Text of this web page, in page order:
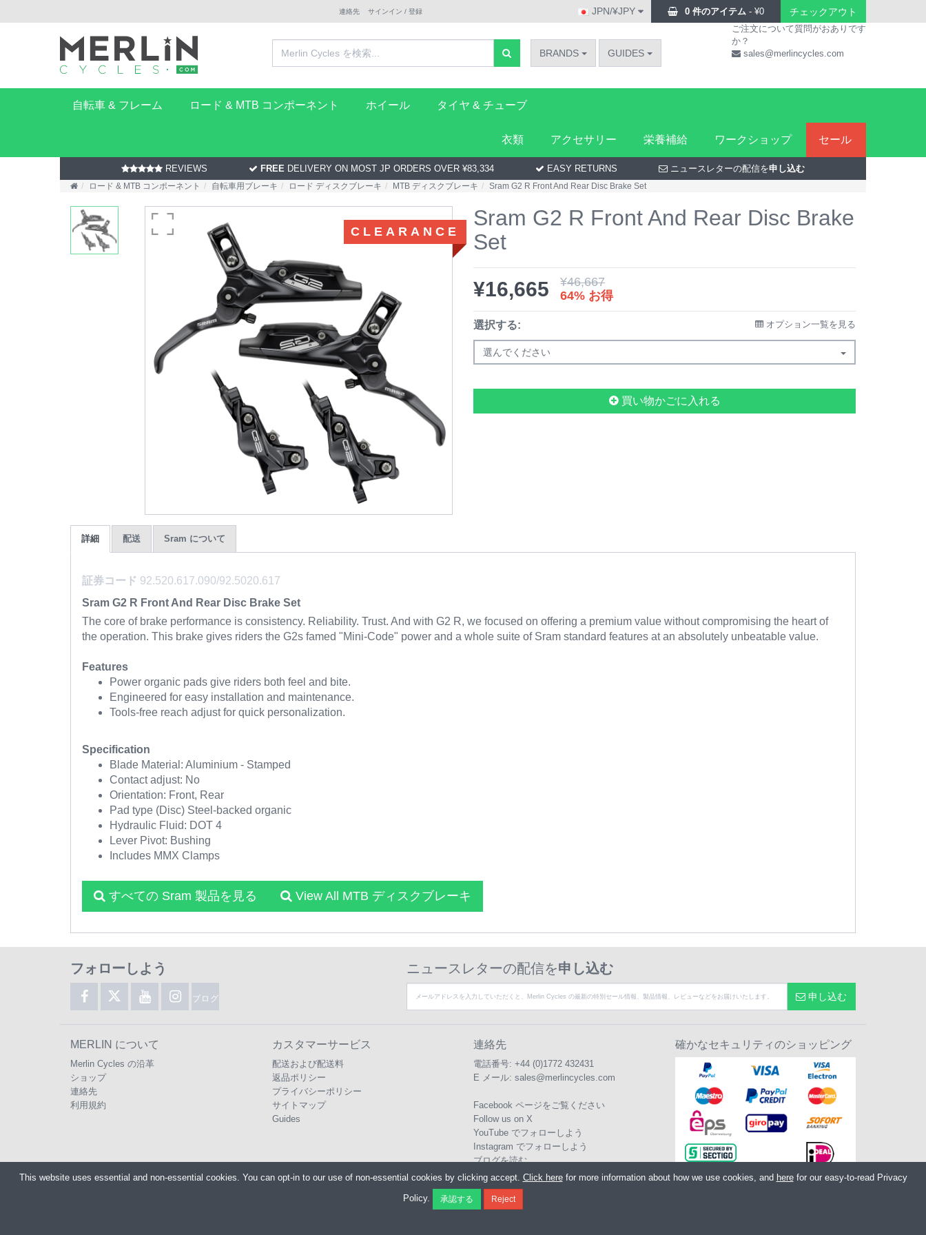
連絡先 サインイン / 登録 0 件のアイテム - ¥0 チェックアウト
JPN/¥JPY
BRANDS GUIDES
ご注文について質問がおありです
か？
sales@merlincycles.com
自転車 & フレーム ロード & MTB コンポーネント ホイール タイヤ & チューブ
衣類 アクセサリー 栄養補給 ワークショップ セール
REVIEWS FREE DELIVERY ON MOST JP ORDERS OVER ¥83,334 EASY RETURNS ニュースレターの配信を申し込む
ロード & MTB コンポーネント 自転車用ブレーキ ロード ディスクブレーキ MTB ディスクブレーキ Sram G2 R Front And Rear Disc Brake Set
CLEARANCE
Sram G2 R Front And Rear Disc Brake
Set
¥16,665 ¥46,667
64% お得
選択する: オプション一覧を見る
選んでください
買い物かごに入れる
詳細 配送 Sram について
証券コード 92.520.617.090/92.5020.617
Sram G2 R Front And Rear Disc Brake Set
The core of brake performance is consistency. Reliability. Trust. And with G2 R, we focused on offering a premium value without compromising the heart of
the operation. This brake gives riders the G2s famed "Mini-Code" power and a whole suite of Sram standard features at an absolutely unbeatable value.
Features
Power organic pads give riders both feel and bite.
Engineered for easy installation and maintenance.
Tools-free reach adjust for quick personalization.
Specification
Blade Material: Aluminium - Stamped
Contact adjust: No
Orientation: Front, Rear
Pad type (Disc) Steel-backed organic
Hydraulic Fluid: DOT 4
Lever Pivot: Bushing
Includes MMX Clamps
すべての Sram 製品を見る View All MTB ディスクブレーキ
フォローしよう
ブログ
ニュースレターの配信を申し込む
申し込む
MERLIN について
Merlin Cycles の沿革
ショップ
連絡先
利用規約
カスタマーサービス
配送および配送料
返品ポリシー
プライバシーポリシー
サイトマップ
Guides
連絡先
電話番号: +44 (0)1772 432431
E メール: sales@merlincycles.com
Facebook ページをご覧ください
Follow us on X
YouTube でフォローしよう
Instagram でフォローしよう
ブログを読む
確かなセキュリティのショッピング
Merlin Cycles Ltd., Unit A4 Buckshaw Link, Ordnance Road, Buckshaw Village, Chorley PR7 7EL United Kingdom
This website uses essential and non-essential cookies. You can opt-in to our use of non-essential cookies by clicking accept. Click herefor more information about how we use cookies, and herefor our easy-to-read Privacy
Policy.